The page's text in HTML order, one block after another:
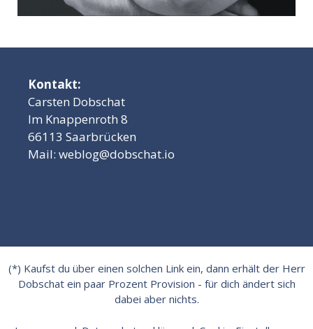
Kontakt:
Carsten Dobschat
Im Knappenroth 8
66113 Saarbrücken
Mail: weblog@dobschat.io
(*) Kaufst du über einen solchen Link ein, dann erhält der Herr
Dobschat ein paar Prozent Provision - für dich ändert sich
dabei aber nichts.